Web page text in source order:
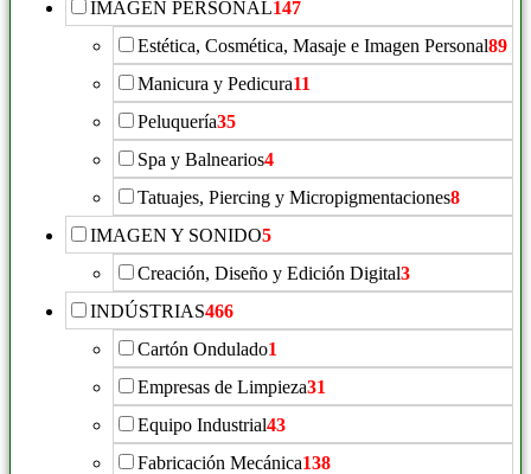
IMAGEN PERSONAL147
Estética, Cosmética, Masaje e Imagen Personal89
Manicura y Pedicura11
Peluquería35
Spa y Balnearios4
Tatuajes, Piercing y Micropigmentaciones8
IMAGEN Y SONIDO5
Creación, Diseño y Edición Digital3
INDÚSTRIAS466
Cartón Ondulado1
Empresas de Limpieza31
Equipo Industrial43
Fabricación Mecánica138